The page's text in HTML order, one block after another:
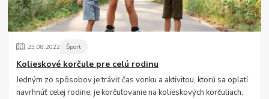
23.08.2022 Šport
Kolieskové korčule pre celú rodinu
Jedným zo spôsobov je tráviť čas vonku a aktivitou, ktorú sa oplatí
navrhnúť celej rodine, je korčuľovanie na kolieskových korčuliach.